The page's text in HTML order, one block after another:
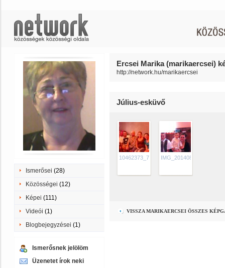
Ismerősei (28)
Közösségei (12)
Képei (111)
Videói (1)
Blogbejegyzései (1)
Ismerősnek jelölöm
Üzenetet írok neki
Ercsei Marika (marikaercsei)
http://network.hu/marikaercsei
Július-esküvő
IMG_20140824_140957
VISSZA MARIKAERCSEI ÖSSZES